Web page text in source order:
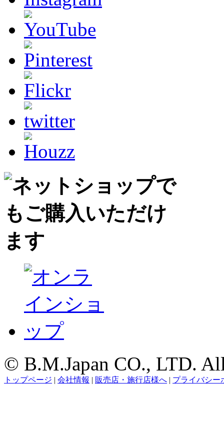
© B.M.Japan CO., LTD.
トップページ | 会社情報 | 販売店・施行店様へ | プライバシー